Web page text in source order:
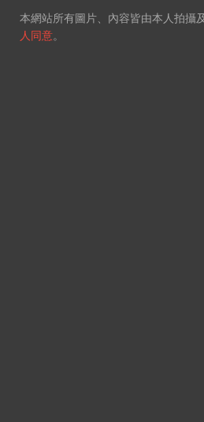
本網站所有圖片、內容皆由本人拍攝
人同意。